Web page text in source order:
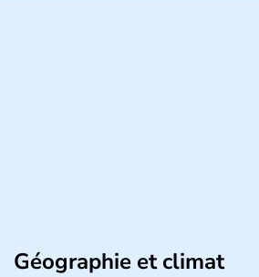
Géographie et climat